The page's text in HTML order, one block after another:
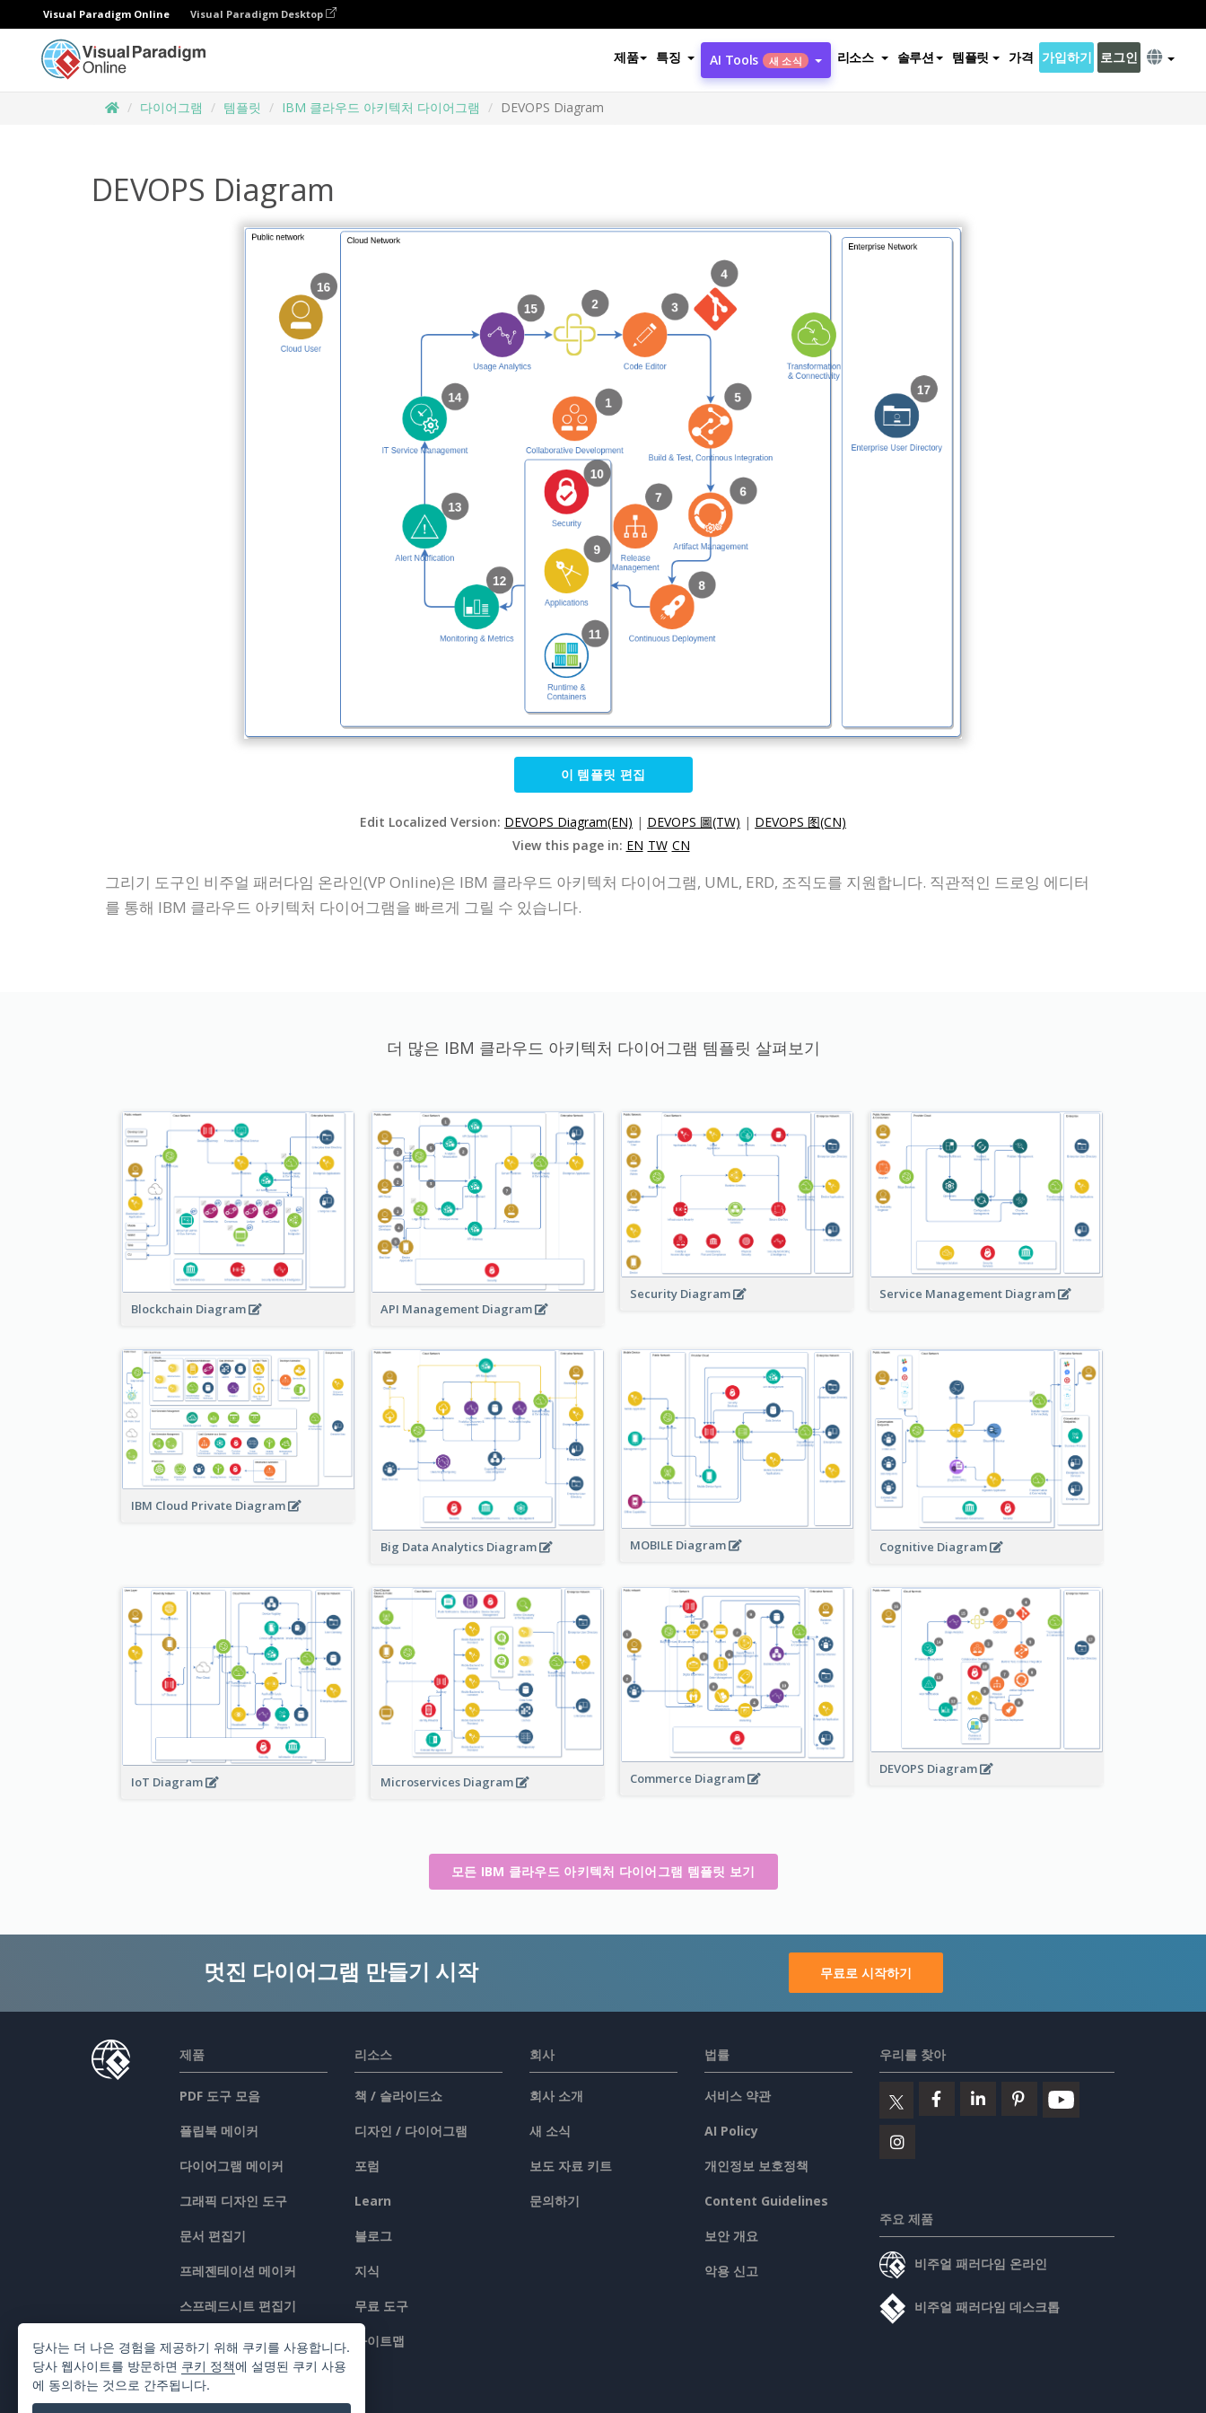
Visual Paradigm Online Visual Paradigm Desktop
제품 특징 AI Tools 새 소식 리소스 솔루션 템플릿 가격 가입하기 로그인
다이어그램 템플릿 IBM 클라우드 아키텍처 다이어그램 DEVOPS Diagram
DEVOPS Diagram
이 템플릿 편집
Edit Localized Version: DEVOPS Diagram(EN) | DEVOPS 圖(TW) | DEVOPS 图(CN)
View this page in: EN TW CN
그리기 도구인 비주얼 패러다임 온라인(VP Online)은 IBM 클라우드 아키텍처 다이어그램, UML, ERD, 조직도를 지원합니다. 직관적인 드로잉 에디터
를 통해 IBM 클라우드 아키텍처 다이어그램을 빠르게 그릴 수 있습니다.
더 많은 IBM 클라우드 아키텍처 다이어그램 템플릿 살펴보기
Blockchain Diagram API Management Diagram
Security Diagram Service Management Diagram
IBM Cloud Private Diagram
Big Data Analytics Diagram MOBILE Diagram Cognitive Diagram
IoT Diagram Microservices Diagram Commerce Diagram
DEVOPS Diagram
모든 IBM 클라우드 아키텍처 다이어그램 템플릿 보기
멋진 다이어그램 만들기 시작 무료로 시작하기
제품
PDF 도구 모음
플립북 메이커
다이어그램 메이커
그래픽 디자인 도구
문서 편집기
프레젠테이션 메이커
스프레드시트 편집기
가격 책정
리소스
책 / 슬라이드쇼
디자인 / 다이어그램
포럼
Learn
블로그
지식
무료 도구
사이트맵
회사
회사 소개
새 소식
보도 자료 키트
문의하기
법률
서비스 약관
AI Policy
개인정보 보호정책
Content Guidelines
보안 개요
악용 신고
우리를 찾아
주요 제품
비주얼 패러다임 온라인
비주얼 패러다임 데스크톱
당사는 더 나은 경험을 제공하기 위해 쿠키를 사용합니다.
당사 웹사이트를 방문하면 쿠키 정책에 설명된 쿠키 사용
에 동의하는 것으로 간주됩니다.